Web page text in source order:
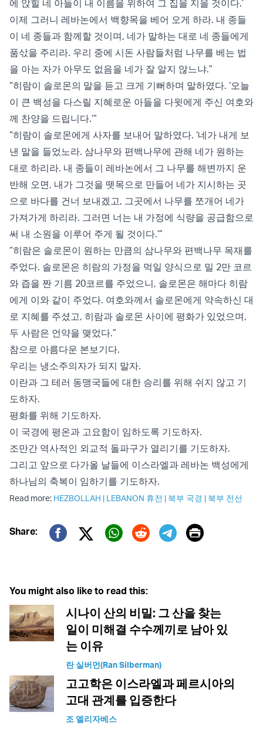
에 앉힐 네 아들이 내 이름을 위하여 그 집을 지을 것이다.’
이제 그러니 레바논에서 백향목을 베어 오게 하라. 내 종들
이 네 종들과 함께할 것이며, 네가 말하는 대로 네 종들에게
품삯을 주리라. 우리 중에 시돈 사람들처럼 나무를 베는 법
을 아는 자가 아무도 없음을 네가 잘 알지 않느냐.”
“히람이 솔로몬의 말을 듣고 크게 기뻐하며 말하였다. ‘오늘
이 큰 백성을 다스릴 지혜로운 아들을 다윗에게 주신 여호와
께 찬양을 드립니다.’”
“히람이 솔로몬에게 사자를 보내어 말하였다. ‘네가 내게 보
낸 말을 들었노라. 삼나무와 편백나무에 관해 네가 원하는
대로 하리라. 내 종들이 레바논에서 그 나무를 해변까지 운
반해 오면, 내가 그것을 뗏목으로 만들어 네가 지시하는 곳
으로 바다를 건너 보내겠고, 그곳에서 나무를 쪼개어 네가
가져가게 하리라. 그러면 너는 내 가정에 식량을 공급함으로
써 내 소원을 이루어 주게 될 것이다.’”
“히람은 솔로몬이 원하는 만큼의 삼나무와 편백나무 목재를
주었다. 솔로몬은 히람의 가정을 먹일 양식으로 밀 2만 코르
와 즙을 짠 기름 20코르를 주었으니, 솔로몬은 해마다 히람
에게 이와 같이 주었다. 여호와께서 솔로몬에게 약속하신 대
로 지혜를 주셨고, 히람과 솔로몬 사이에 평화가 있었으며,
두 사람은 언약을 맺었다.”
참으로 아름다운 본보기다.
우리는 냉소주의자가 되지 말자.
이란과 그 테러 동맹국들에 대한 승리를 위해 쉬지 않고 기
도하자.
평화를 위해 기도하자.
이 국경에 평온과 고요함이 임하도록 기도하자.
조만간 역사적인 외교적 돌파구가 열리기를 기도하자.
그리고 앞으로 다가올 날들에 이스라엘과 레바논 백성에게
하나님의 축복이 임하기를 기도하자.
Read more: HEZBOLLAH | LEBANON 휴전 | 북부 국경 | 북부 전선
Share: Print
You might also like to read this:
시나이 산의 비밀: 그 산을 찾는
일이 미해결 수수께끼로 남아 있
는 이유
란 실버먼(Ran Silberman)
고고학은 이스라엘과 페르시아의
고대 관계를 입증한다
조 엘리자베스